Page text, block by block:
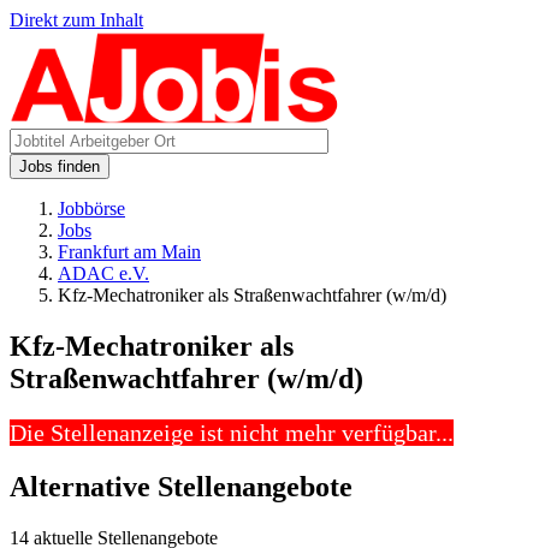
Direkt zum Inhalt
Jobs finden
Jobbörse
Jobs
Frankfurt am Main
ADAC e.V.
Kfz-Mechatroniker als Straßenwachtfahrer (w/m/d)
Kfz-Mechatroniker als
Straßenwachtfahrer (w/m/d)
Die Stellenanzeige ist nicht mehr verfügbar...
Alternative Stellenangebote
14 aktuelle Stellenangebote